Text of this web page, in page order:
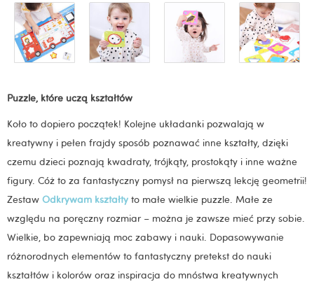
Puzzle, które uczą kształtów
Koło to dopiero początek! Kolejne układanki pozwalają w
kreatywny i pełen frajdy sposób poznawać inne kształty, dzięki
czemu dzieci poznają kwadraty, trójkąty, prostokąty i inne ważne
figury. Cóż to za fantastyczny pomysł na pierwszą lekcję geometrii!
Zestaw Odkrywam kształty to małe wielkie puzzle. Małe ze
względu na poręczny rozmiar – można je zawsze mieć przy sobie.
Wielkie, bo zapewniają moc zabawy i nauki. Dopasowywanie
różnorodnych elementów to fantastyczny pretekst do nauki
kształtów i kolorów oraz inspiracja do mnóstwa kreatywnych